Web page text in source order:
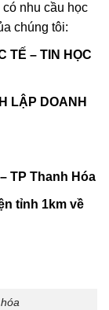
nhu cầu học
chúng tôi:
TẾ – TIN HỌC
LẬP DOANH
TP Thanh Hóa
tỉnh 1km về